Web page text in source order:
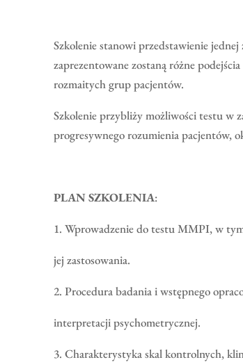
Szkolenie stanowi przedstawienie
zaprezentowane zostaną różne
rozmaitych grup pacjentów.
Szkolenie przybliży możliwości testu w
progresywnego rozumienia pacjentów,
PLAN SZKOLENIA:
1. Wprowadzenie do testu MMPI, w
jej zastosowania.
2. Procedura badania i wstępnego
interpretacji psychometrycznej.
3. Charakterystyka skal kontrolnych,